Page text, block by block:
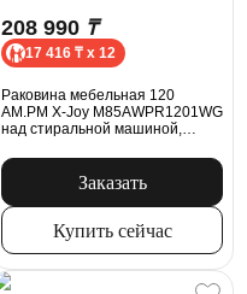
208 990 ₸
17 416 ₸ x 12
Раковина мебельная 120
AM.PM X-Joy M85AWPR1201WG
над стиральной машиной,
Заказать
Купить сейчас